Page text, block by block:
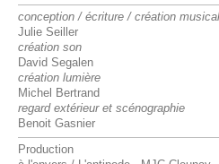
conception / écriture / création
Julie Seiller
création son
David Segalen
création lumière
Michel Bertrand
regard extérieur et scénographie
Benoit Gasnier
Production